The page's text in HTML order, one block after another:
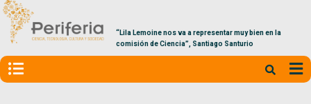
“Lila Lemoine nos va a representar muy bien en la
comisión de Ciencia”, Santiago Santurio